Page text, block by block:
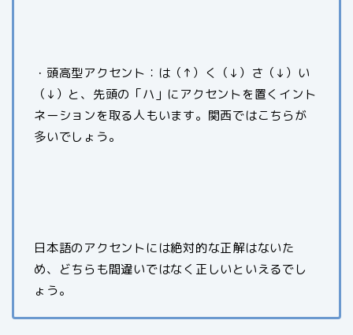
・頭高型アクセント：は（↑）く（↓）さ（↓）い
（↓）と、先頭の「ハ」にアクセントを置くイント
ネーションを取る人もいます。関西ではこちらが
多いでしょう。
日本語のアクセントには絶対的な正解はないた
め、どちらも間違いではなく正しいといえるでし
ょう。